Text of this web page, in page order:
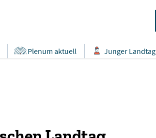
Plenum aktuell Junger Landtag